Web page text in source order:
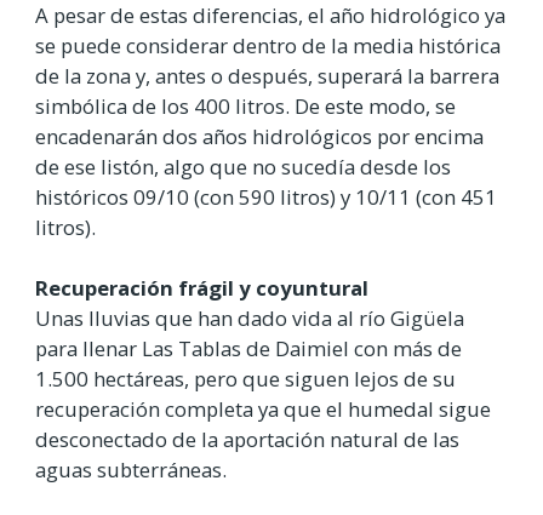
A pesar de estas diferencias, el año hidrológico ya
se puede considerar dentro de la media histórica
de la zona y, antes o después, superará la barrera
simbólica de los 400 litros. De este modo, se
encadenarán dos años hidrológicos por encima
de ese listón, algo que no sucedía desde los
históricos 09/10 (con 590 litros) y 10/11 (con 451
litros).
Recuperación frágil y coyuntural
Unas lluvias que han dado vida al río Gigüela
para llenar Las Tablas de Daimiel con más de
1.500 hectáreas, pero que siguen lejos de su
recuperación completa ya que el humedal sigue
desconectado de la aportación natural de las
aguas subterráneas.